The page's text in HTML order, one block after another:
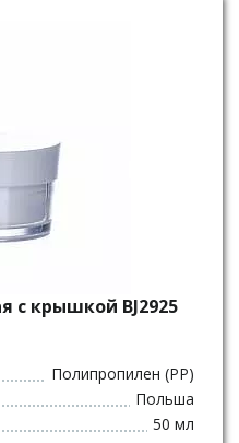
с крышкой BJ2925
Полипропилен (PP)
Польша
50 мл